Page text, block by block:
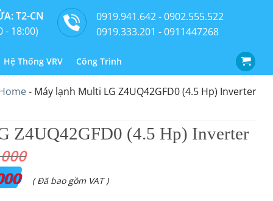
T2-CN
- 18:00)
0919.941.642 - 0902.555.522
0919.333.201 - 0911447268
Hệ Thống VRV Công Trình
- Máy lạnh Multi LG Z4UQ42GFD0 (4.5 Hp) Inverter
Z4UQ42GFD0 (4.5 Hp) Inverter
Giá
( Đã bao gồm VAT )